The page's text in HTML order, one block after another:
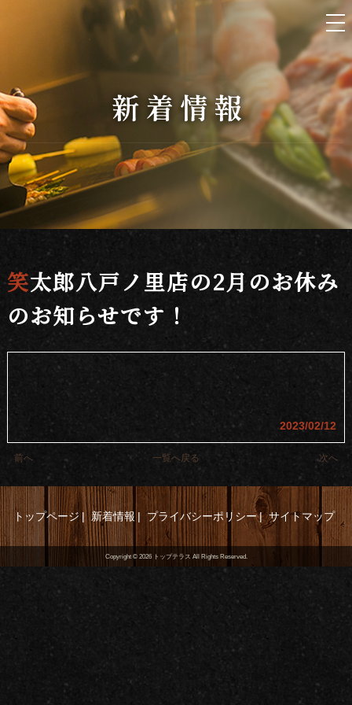
笑太郎八戸ノ里店の2月のお休み
のお知らせです！
2023/02/12
前へ 一覧へ戻る 次へ
トップページ 新着情報 プライバシーポリシー サイトマップ
Copyright © 2026 トップテラス All Rights Reserved.